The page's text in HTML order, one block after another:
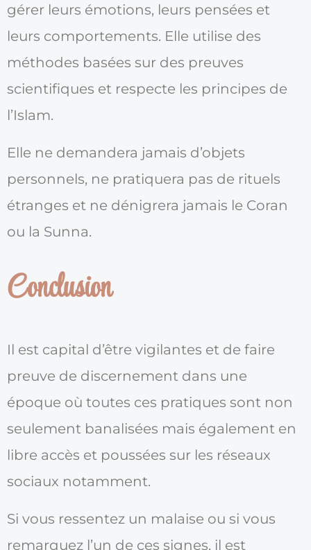
gérer leurs émotions, leurs pensées et
leurs comportements. Elle utilise des
méthodes basées sur des preuves
scientifiques et respecte les principes de
l’Islam.
Elle ne demandera jamais d’objets
personnels, ne pratiquera pas de rituels
étranges et ne dénigrera jamais le Coran
ou la Sunna.
Conclusion
Il est capital d’être vigilantes et de faire
preuve de discernement dans une
époque où toutes ces pratiques sont non
seulement banalisées mais également en
libre accès et poussées sur les réseaux
sociaux notamment.
Si vous ressentez un malaise ou si vous
remarquez l’un de ces signes, il est